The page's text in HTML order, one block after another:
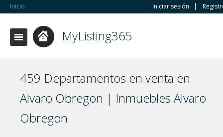
Inicio Iniciar sesión
MyListing365
459 Departamentos en venta en
Alvaro Obregon | Inmuebles Alvaro
Obregon